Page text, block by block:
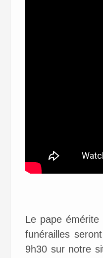
Le pape
funérailles
9h30 sur notre